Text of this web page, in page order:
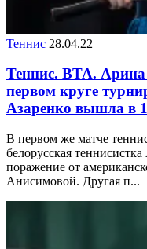
Теннис 28.04.22
Теннис. ВТА. Арина
первом круге
Азаренко вышла в
В первом же матче
белорусская
поражение от
Анисимовой. Другая п...